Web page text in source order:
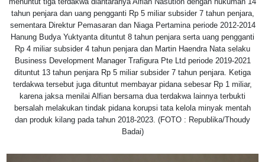
tahun penjara dan uang pengganti Rp 5 miliar subsider 7 tahun penjara,
sementara Direktur Pemasaran dan Niaga Pertamina periode 2012-2014
Hanung Budya Yuktyanta dituntut 8 tahun penjara serta uang pengganti
Rp 4 miliar subsider 4 tahun penjara dan Martin Haendra Nata selaku
Business Development Manager Trafigura Pte Ltd periode 2019-2021
dituntut 13 tahun penjara Rp 5 miliar subsider 7 tahun penjara. Ketiga
terdakwa tersebut juga dituntut membayar pidana sebesar Rp 1 miliar,
karena jaksa menilai Alfian bersama dua terdakwa lainnya terbukti
bersalah melakukan tindak pidana korupsi tata kelola minyak mentah
dan produk kilang pada tahun 2018-2023. (FOTO : Republika/Thoudy
Badai)